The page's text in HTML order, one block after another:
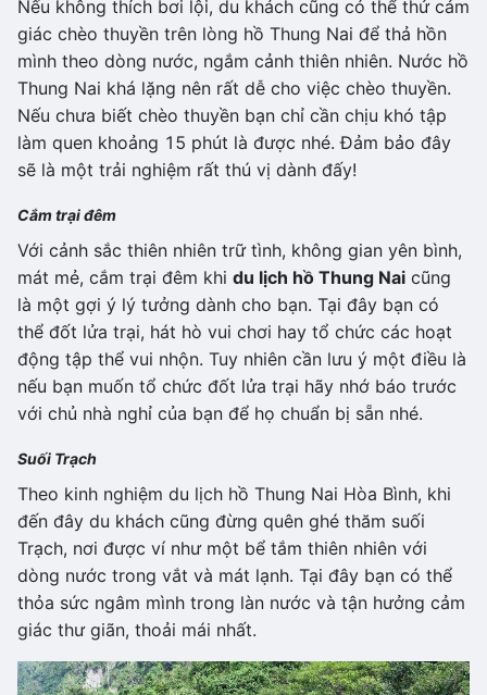
Nếu không thích bơi lội, du khách cũng có thể thử cảm
giác chèo thuyền trên lòng hồ Thung Nai để thả hồn
mình theo dòng nước, ngắm cảnh thiên nhiên. Nước hồ
Thung Nai khá lặng nên rất dễ cho việc chèo thuyền.
Nếu chưa biết chèo thuyền bạn chỉ cần chịu khó tập
làm quen khoảng 15 phút là được nhé. Đảm bảo đây
sẽ là một trải nghiệm rất thú vị dành đấy!
Cắm trại đêm
Với cảnh sắc thiên nhiên trữ tình, không gian yên bình,
mát mẻ, cắm trại đêm khi du lịch hồ Thung Nai cũng
là một gợi ý lý tưởng dành cho bạn. Tại đây bạn có
thể đốt lửa trại, hát hò vui chơi hay tổ chức các hoạt
động tập thể vui nhộn. Tuy nhiên cần lưu ý một điều là
nếu bạn muốn tổ chức đốt lửa trại hãy nhớ báo trước
với chủ nhà nghỉ của bạn để họ chuẩn bị sẵn nhé.
Suối Trạch
Theo kinh nghiệm du lịch hồ Thung Nai Hòa Bình, khi
đến đây du khách cũng đừng quên ghé thăm suối
Trạch, nơi được ví như một bể tắm thiên nhiên với
dòng nước trong vắt và mát lạnh. Tại đây bạn có thể
thỏa sức ngâm mình trong làn nước và tận hưởng cảm
giác thư giãn, thoải mái nhất.